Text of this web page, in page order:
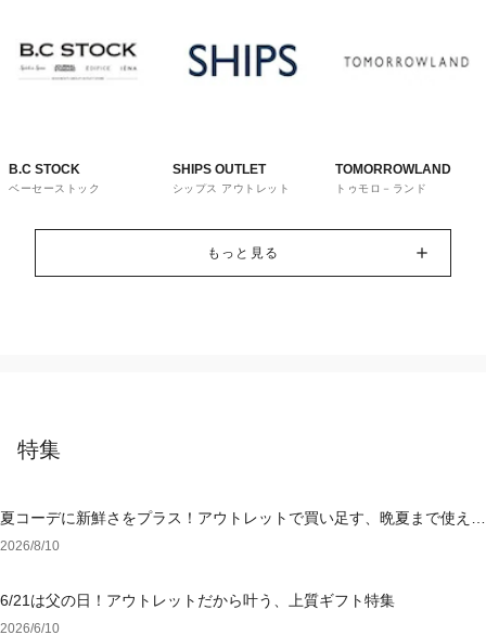
B.C STOCK
ベーセーストック
SHIPS OUTLET
シップス アウトレット
TOMORROWLAND
トゥモロ－ランド
もっと見る
特集
夏コーデに新鮮さをプラス！アウトレットで買い足す、晩夏まで使える
アイテム
2026/8/10
6/21は父の日！アウトレットだから叶う、上質ギフト特集
2026/6/10